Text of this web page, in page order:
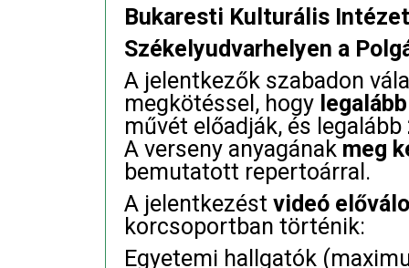
Bukaresti Kulturális
Székelyudvarhelyen a
A jelentkezők szabadon
megkötéssel, hogy
művét előadják, és legalább
A verseny anyagának meg
bemutatott repertoárral.
A jelentkezést videó
korcsoportban történik:
Egyetemi hallgatók